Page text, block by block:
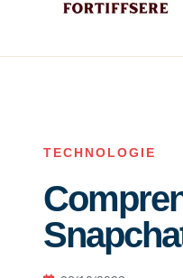
TECHNOLOGIE